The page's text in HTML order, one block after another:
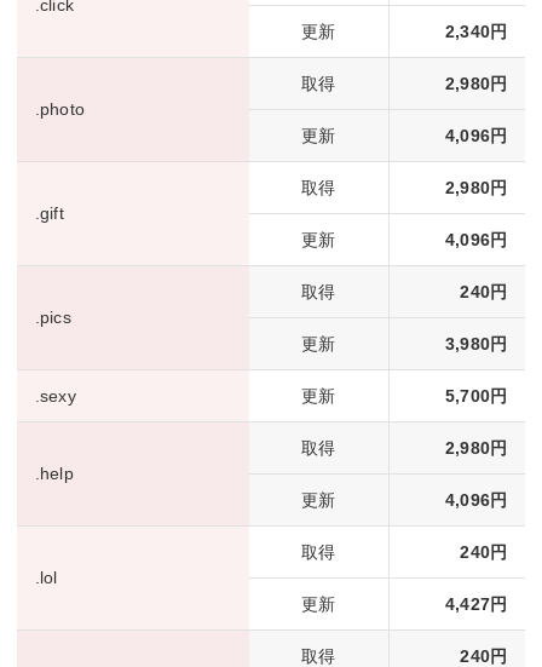
.click
更新 2,340円
.photo
取得 2,980円
更新 4,096円
.gift
取得 2,980円
更新 4,096円
.pics
取得 240円
更新 3,980円
.sexy 更新 5,700円
.help
取得 2,980円
更新 4,096円
.lol
取得 240円
更新 4,427円
取得 240円